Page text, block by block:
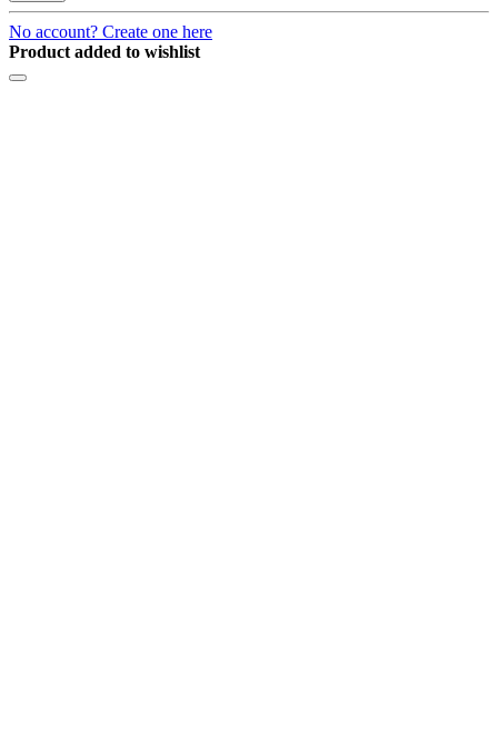
No account? Create one here
Product added to wishlist